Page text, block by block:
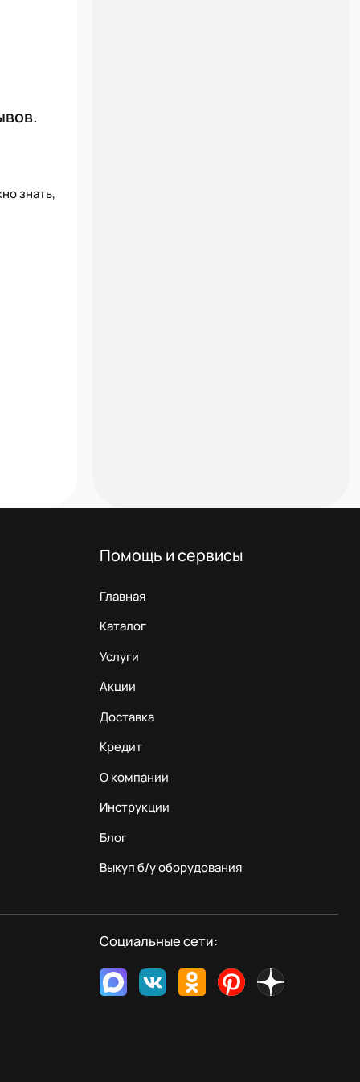
знать,
Помощь и сервисы
Главная
Каталог
Услуги
Акции
Доставка
Кредит
О компании
Инструкции
Блог
Выкуп б/у оборудования
Социальные сети: